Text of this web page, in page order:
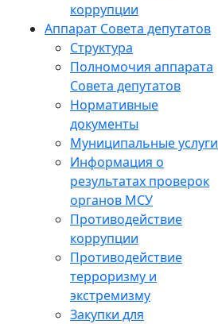
коррупции
Аппарат Совета депутатов
Структура
Полномочия аппарата
Совета депутатов
Нормативные
документы
Муниципальные услуги
Информация о
результатах проверок
органов МСУ
Противодействие
коррупции
Противодействие
терроризму и
экстремизму
Закупки для